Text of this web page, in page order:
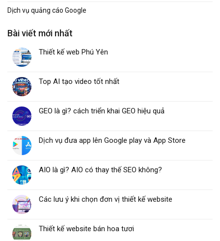
Dịch vụ quảng cáo Google
Bài viết mới nhất
Thiết kế web Phú Yên
Top AI tạo video tốt nhất
GEO là gì? cách triển khai GEO hiệu quả
Dịch vụ đưa app lên Google play và App Store
AIO là gì? AIO có thay thế SEO không?
Các lưu ý khi chọn đơn vị thiết kế website
Thiết kế website bán hoa tươi